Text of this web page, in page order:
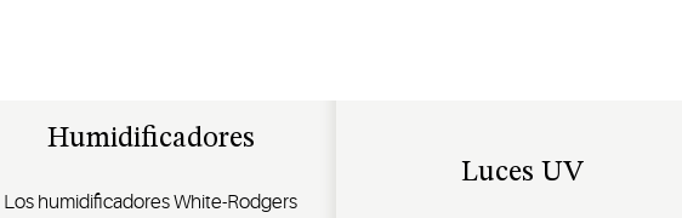
Humidificadores
Los humidificadores White-Rodgers
Luces UV